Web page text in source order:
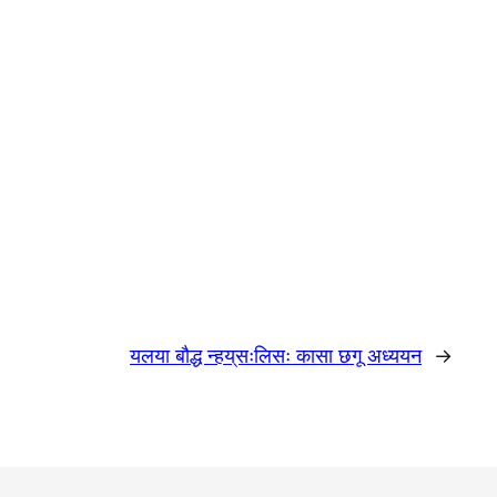
यलया बौद्ध न्हय्‌सःलिसः कासा छगू अध्ययन →